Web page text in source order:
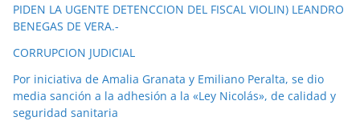
PIDEN LA UGENTE DETENCCION DEL FISCAL VIOLIN) LEANDRO
BENEGAS DE VERA.-
CORRUPCION JUDICIAL
Por iniciativa de Amalia Granata y Emiliano Peralta, se dio
media sanción a la adhesión a la «Ley Nicolás», de calidad y
seguridad sanitaria